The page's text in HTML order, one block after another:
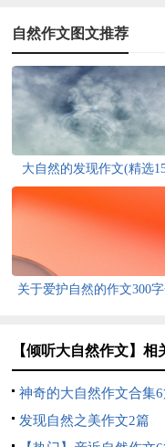
自然作文图文推荐
大自然的发现作文(精选
关于爱护自然的作文300
【倾听大自然作文】相
神奇的大自然作文合集6
发现自然之美作文2篇